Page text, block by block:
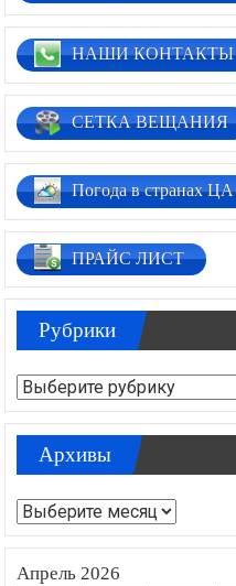
НАШИ КОНТАКТЫ
СЕТКА ВЕЩАНИЯ
Погода в странах ЦА
ПРАЙС ЛИСТ
Рубрики
Рубрики
Архивы
Архивы
Апрель 2026